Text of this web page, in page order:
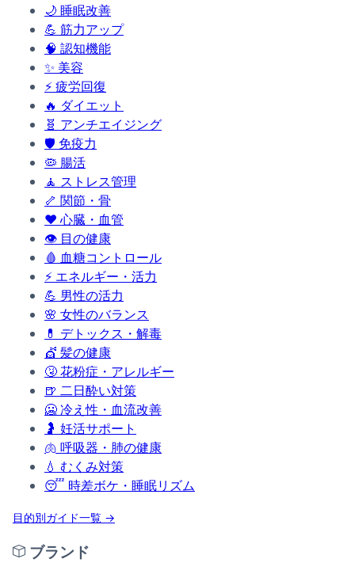
🌙 睡眠改善
💪 筋力アップ
🧠 認知機能
✨ 美容
⚡疲労回復
🔥 ダイエット
🧬 アンチエイジング
🛡️ 免疫力
🦠 腸活
🧘 ストレス管理
🦴 関節・骨
❤️ 心臓・血管
👁️ 目の健康
🩸 血糖コントロール
⚡ エネルギー・活力
💪 男性の活力
🌸 女性のバランス
💊 デトックス・解毒
💇 髪の健康
🤧花粉症・アレルギー
🍺 二日酔い対策
🥶冷え性・血流改善
🤰 妊活サポート
🫁 呼吸器・肺の健康
💧 むくみ対策
😴 時差ボケ・睡眠リズム
目的別ガイド一覧 →
ブランド